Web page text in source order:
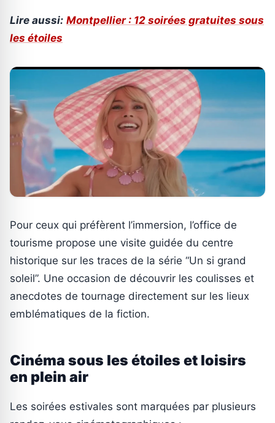
Lire aussi: Montpellier : 12 soirées gratuites sous
les étoiles
Pour ceux qui préfèrent l’immersion, l’office de
tourisme propose une visite guidée du centre
historique sur les traces de la série “Un si grand
soleil”. Une occasion de découvrir les coulisses et
anecdotes de tournage directement sur les lieux
emblématiques de la fiction.
Cinéma sous les étoiles et loisirs
en plein air
Les soirées estivales sont marquées par plusieurs